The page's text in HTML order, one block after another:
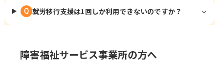
Q 就労移行支援は1回しか利用できないのですか？
障害福祉サービス事業所の方へ